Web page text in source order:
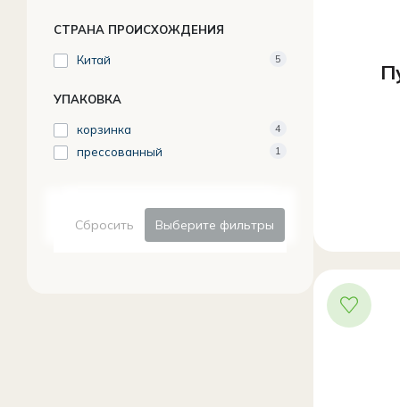
СТРАНА ПРОИСХОЖДЕНИЯ
Китай 5
УПАКОВКА
корзинка 4
прессованный 1
Сбросить Выберите фильтры